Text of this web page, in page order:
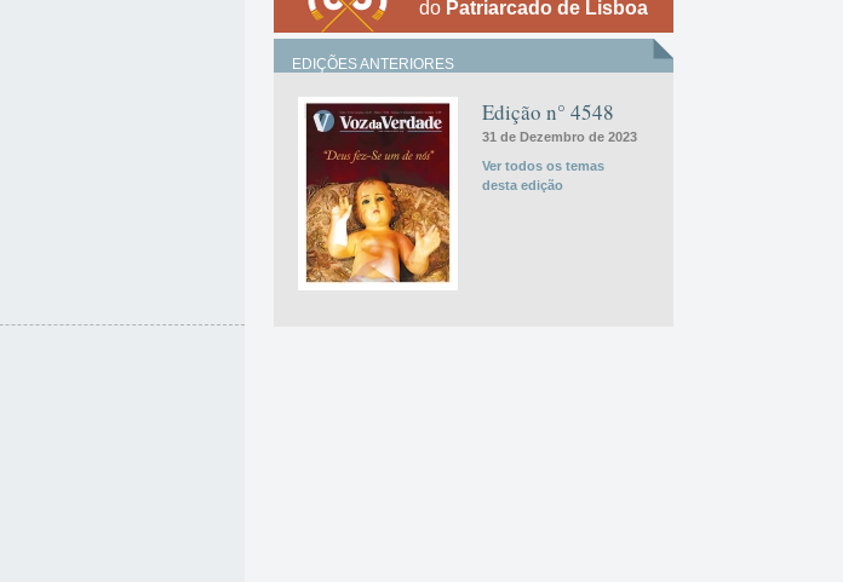
do Patriarcado de Lisboa
EDIÇÕES ANTERIORES
Edição n° 4548
31 de Dezembro de 2023
Ver todos os temas
desta edição